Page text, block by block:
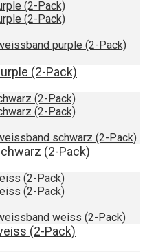
purple (2-Pack)
(2-Pack)
schwarz (2-Pack)
(2-Pack)
weiss (2-Pack)
(2-Pack)